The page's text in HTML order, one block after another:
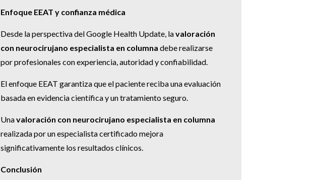
Enfoque EEAT y confianza médica
Desde la perspectiva del Google Health Update, lavaloración
con neurocirujano especialista en columna debe realizarse
por profesionales con experiencia, autoridad y confiabilidad.
El enfoque EEAT garantiza que el paciente reciba una evaluación
basada en evidencia científica y un tratamiento seguro.
Unavaloración con neurocirujano especialista en columna
realizada por un especialista certificado mejora
significativamente los resultados clínicos.
Conclusión